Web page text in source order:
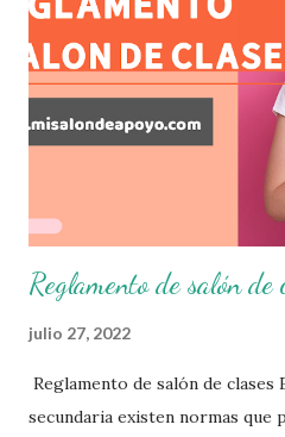
consolidar. Esto con la
plan de intervención adecuado
que nuestro grupo requiera de
examen trimestral que
damos las gracias para seguir
blog educativo y gracias por
que todo material que aquí se
Reglamento de salón de
julio 27, 2022
Reglamento de salón de clases
secundaria existen normas que